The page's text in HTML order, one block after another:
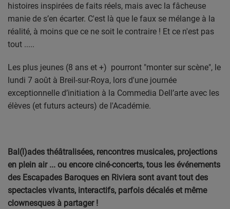
histoires inspirées de faits réels, mais avec la fâcheuse
manie de s’en écarter. C'est là que le faux se mélange à la
réalité, à moins que ce ne soit le contraire ! Et ce n'est pas
tout .....
Les plus jeunes (8 ans et +) pourront "monter sur scène", le
lundi 7 août à Breil-sur-Roya, lors d'une journée
exceptionnelle d’initiation à la Commedia Dell’arte avec les
élèves (et futurs acteurs) de l'Académie.
Bal(l)ades théâtralisées, rencontres musicales, projections
en plein air ... ou encore ciné-concerts, tous les événements
des Escapades Baroques en Riviera sont avant tout des
spectacles vivants, interactifs, parfois décalés et même
clownesques à partager !